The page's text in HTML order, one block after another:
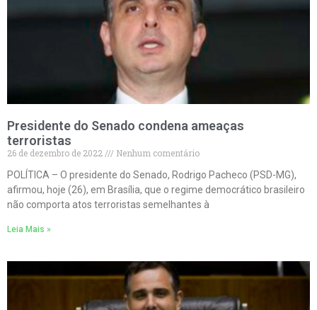
Presidente do Senado condena ameaças
terroristas
26 de dezembro de 2022
Nenhum comentário
POLÍTICA – O presidente do Senado, Rodrigo Pacheco (PSD-MG),
afirmou, hoje (26), em Brasília, que o regime democrático brasileiro
não comporta atos terroristas semelhantes à
Leia Mais »